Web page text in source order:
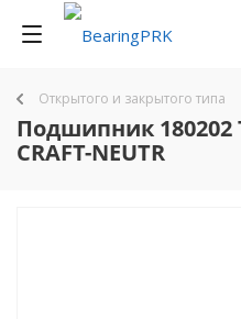
Открытого и закрытого типа
Подшипник 180202
CRAFT-NEUTR